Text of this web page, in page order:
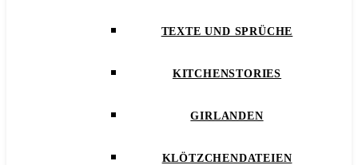
TEXTE UND SPRÜCHE
KITCHENSTORIES
GIRLANDEN
KLÖTZCHENDATEIEN